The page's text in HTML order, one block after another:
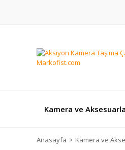
Kamera ve
Anasayfa Kamera ve